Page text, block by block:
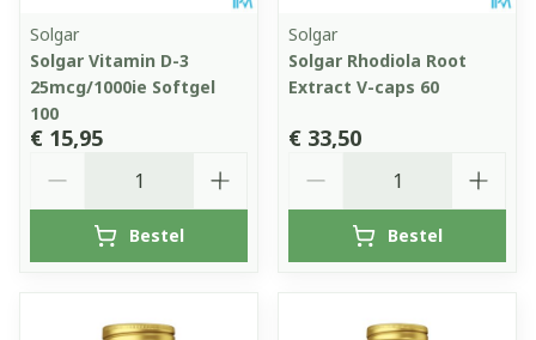
Solgar
Solgar Vitamin D-3
25mcg/1000ie Softgel
100
€ 15,95
Bestel
Solgar
Solgar Rhodiola Root
Extract V-caps 60
€ 33,50
Bestel